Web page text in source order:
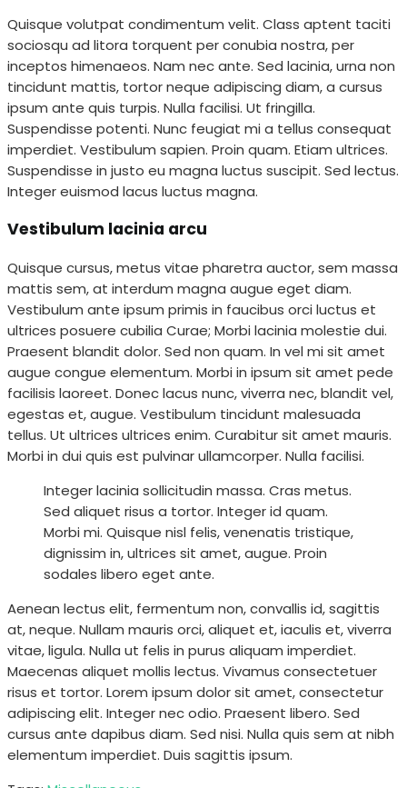
Quisque volutpat condimentum velit. Class aptent taciti
sociosqu ad litora torquent per conubia nostra, per
inceptos himenaeos. Nam nec ante. Sed lacinia, urna non
tincidunt mattis, tortor neque adipiscing diam, a cursus
ipsum ante quis turpis. Nulla facilisi. Ut fringilla.
Suspendisse potenti. Nunc feugiat mi a tellus consequat
imperdiet. Vestibulum sapien. Proin quam. Etiam ultrices.
Suspendisse in justo eu magna luctus suscipit. Sed lectus.
Integer euismod lacus luctus magna.
Vestibulum lacinia arcu
Quisque cursus, metus vitae pharetra auctor, sem massa
mattis sem, at interdum magna augue eget diam.
Vestibulum ante ipsum primis in faucibus orci luctus et
ultrices posuere cubilia Curae; Morbi lacinia molestie dui.
Praesent blandit dolor. Sed non quam. In vel mi sit amet
augue congue elementum. Morbi in ipsum sit amet pede
facilisis laoreet. Donec lacus nunc, viverra nec, blandit vel,
egestas et, augue. Vestibulum tincidunt malesuada
tellus. Ut ultrices ultrices enim. Curabitur sit amet mauris.
Morbi in dui quis est pulvinar ullamcorper. Nulla facilisi.
Integer lacinia sollicitudin massa. Cras metus.
Sed aliquet risus a tortor. Integer id quam.
Morbi mi. Quisque nisl felis, venenatis tristique,
dignissim in, ultrices sit amet, augue. Proin
sodales libero eget ante.
Aenean lectus elit, fermentum non, convallis id, sagittis
at, neque. Nullam mauris orci, aliquet et, iaculis et, viverra
vitae, ligula. Nulla ut felis in purus aliquam imperdiet.
Maecenas aliquet mollis lectus. Vivamus consectetuer
risus et tortor. Lorem ipsum dolor sit amet, consectetur
adipiscing elit. Integer nec odio. Praesent libero. Sed
cursus ante dapibus diam. Sed nisi. Nulla quis sem at nibh
elementum imperdiet. Duis sagittis ipsum.